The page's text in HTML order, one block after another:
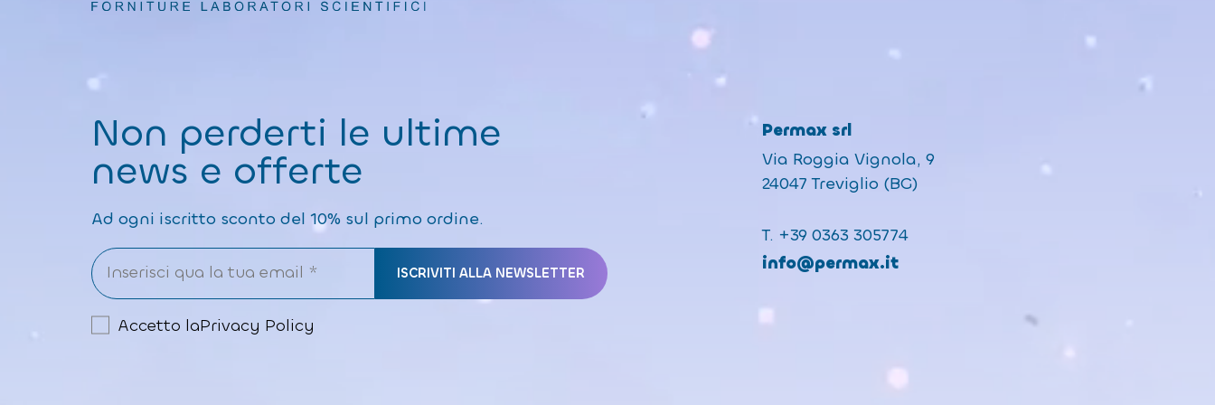
Non perderti le ultime
news e offerte
Ad ogni iscritto sconto del 10% sul primo ordine.
Accetto laPrivacy Policy
Permax srl
Via Roggia Vignola, 9
24047 Treviglio (BG)
T. +39 0363 305774
info@permax.it